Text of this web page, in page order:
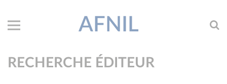
AFNIL
RECHERCHE ÉDITEUR